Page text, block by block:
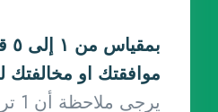
موافقتك او مخالفتك